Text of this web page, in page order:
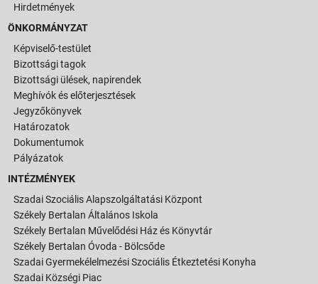
Hirdetmények
ÖNKORMÁNYZAT
Képviselő-testület
Bizottsági tagok
Bizottsági ülések, napirendek
Meghívók és előterjesztések
Jegyzőkönyvek
Határozatok
Dokumentumok
Pályázatok
INTÉZMÉNYEK
Szadai Szociális Alapszolgáltatási Központ
Székely Bertalan Általános Iskola
Székely Bertalan Művelődési Ház és Könyvtár
Székely Bertalan Óvoda - Bölcsőde
Szadai Gyermekélelmezési Szociális Étkeztetési Konyha
Szadai Községi Piac